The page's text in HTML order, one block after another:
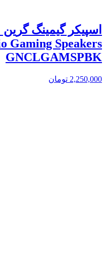
Gaming Speakers
GNCLGAMSPBK
2,250,000 تومان